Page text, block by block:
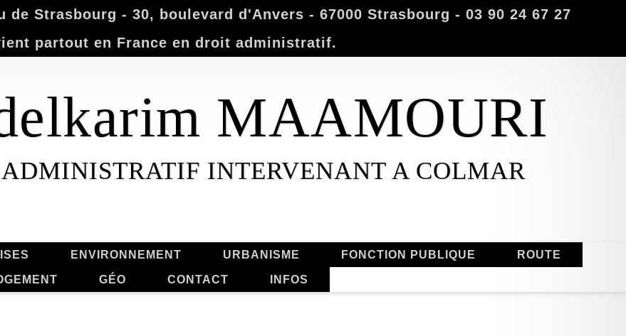
de Strasbourg - 30, boulevard d'Anvers - 67000 Strasbourg - 03 90 24 67 27
partout en France en droit administratif.
MAAMOURI
INTERVENANT A COLMAR
ENVIRONNEMENT URBANISME FONCTION PUBLIQUE ROUTE
GÉO CONTACT INFOS